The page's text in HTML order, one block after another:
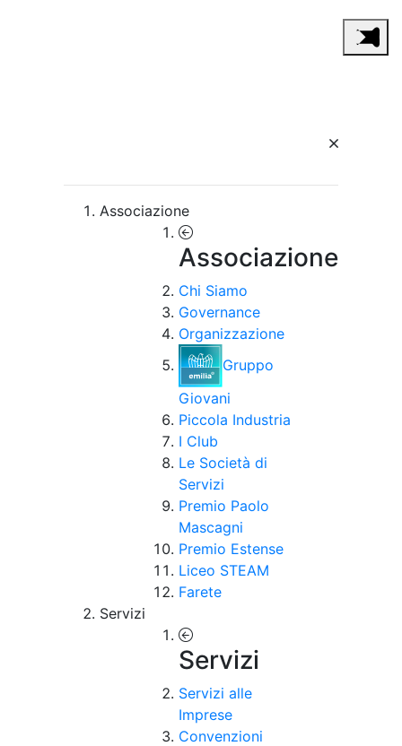
Associazione
Associazione
Chi Siamo
Governance
Organizzazione
Gruppo
Giovani
Piccola Industria
I Club
Le Società di
Servizi
Premio Paolo
Mascagni
Premio Estense
Liceo STEAM
Farete
Servizi
Servizi
Servizi alle
Imprese
Convenzioni